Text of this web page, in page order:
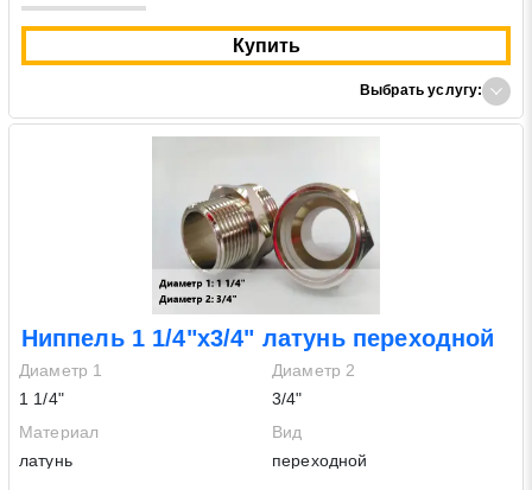
Купить
Выбрать услугу:
Ниппель 1 1/4"х3/4" латунь переходной
Диаметр 1
1 1/4"
Диаметр 2
3/4"
Материал
латунь
Вид
переходной